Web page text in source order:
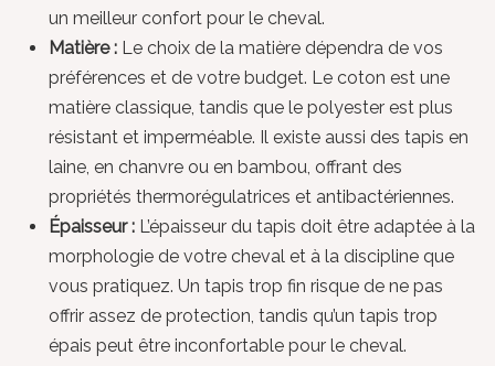
un meilleur confort pour le cheval.
Matière : Le choix de la matière dépendra de vos
préférences et de votre budget. Le coton est une
matière classique, tandis que le polyester est plus
résistant et imperméable. Il existe aussi des tapis en
laine, en chanvre ou en bambou, offrant des
propriétés thermorégulatrices et antibactériennes.
Épaisseur : L’épaisseur du tapis doit être adaptée à la
morphologie de votre cheval et à la discipline que
vous pratiquez. Un tapis trop fin risque de ne pas
offrir assez de protection, tandis qu’un tapis trop
épais peut être inconfortable pour le cheval.